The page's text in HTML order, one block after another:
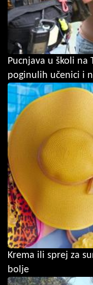
Pucnjava u školi
poginulih učenici i
Krema ili sprej za
bolje